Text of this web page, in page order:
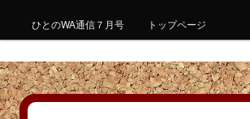
ひとのWA通信７月号 トップページ